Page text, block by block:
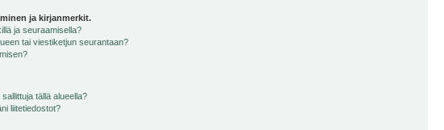
ja kirjanmerkit.
ja seuraamisella?
tai viestiketjun seurantaan?
tällä alueella?
liitetiedostot?